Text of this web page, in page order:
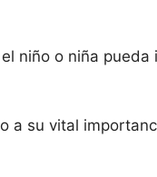
niño o niña pueda
a su vital